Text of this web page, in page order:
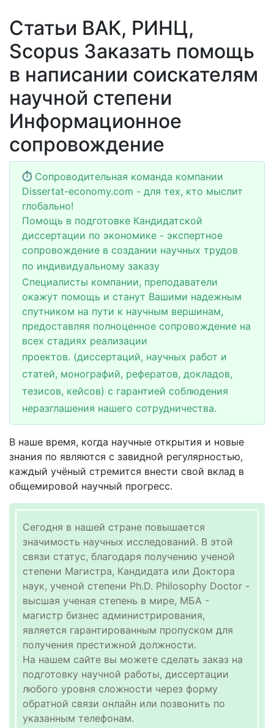
Статьи ВАК, РИНЦ,
Scopus Заказать помощь
в написании соискателям
научной степени
Информационное
сопровождение
⏱ Сопроводительная команда компании
Dissertat-economy.com - для тех, кто мыслит
глобально!
Помощь в подготовке Кандидатской
диссертации по экономике - экспертное
сопровождение в создании научных трудов
по индивидуальному заказу
Специалисты компании, преподаватели
окажут помощь и станут Вашими надежным
спутником на пути к научным вершинам,
предоставляя полноценное сопровождение на
всех стадиях реализации
проектов. (диссертаций, научных работ и
статей, монографий, рефератов, докладов,
тезисов, кейсов) с гарантией соблюдения
неразглашения нашего сотрудничества.
В наше время, когда научные открытия и новые
знания по являются с завидной регулярностью,
каждый учёный стремится внести свой вклад в
общемировой научный прогресс.
Сегодня в нашей стране повышается
значимость научных исследований. В этой
связи статус, благодаря получению ученой
степени Магистра, Кандидата или Доктора
наук, ученой степени Ph.D. Philosophy Doctor -
высшая ученая степень в мире, МБА -
магистр бизнес администрирования,
является гарантированным пропуском для
получения престижной должности.
На нашем сайте вы можете сделать заказ на
подготовку научной работы, диссертации
любого уровня сложности через форму
обратной связи онлайн или позвонить по
указанным телефонам.